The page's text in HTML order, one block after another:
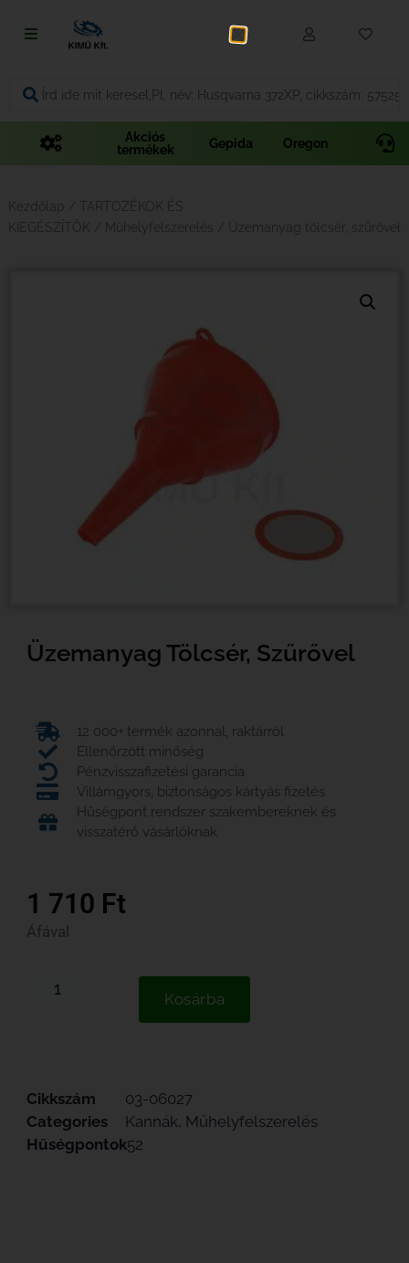
Akkumulátoros termékek
Talajápolás és tisztítás
Akciós
termékek
Gepida Oregon
Kezdőlap
TARTOZÉKOK ÉS
KIEGÉSZÍTŐK
Műhelyfelszerelés / Üzemanyag tölcsér, szűrővel
Üzemanyag Tölcsér, Szűrővel
12 000+ termék azonnal, raktárról
Ellenőrzött minőség
Pénzvisszafizetési garancia
Villámgyors, biztonságos kártyás fizetés
Hűségpont rendszer szakembereknek és
visszatérő vásárlóknak
1 710 Ft
Áfával
Kosárba
Cikkszám
03-06027
Categories
Kannák, Műhelyfelszerelés
Hűségpontok52